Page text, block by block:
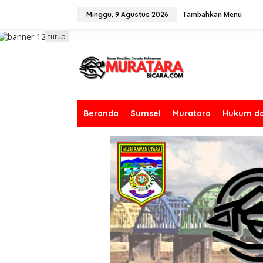
a
Minggu, 9 Agustus 2026 Tambahkan Menu
Beranda Sumsel Muratara Hukum
tutup